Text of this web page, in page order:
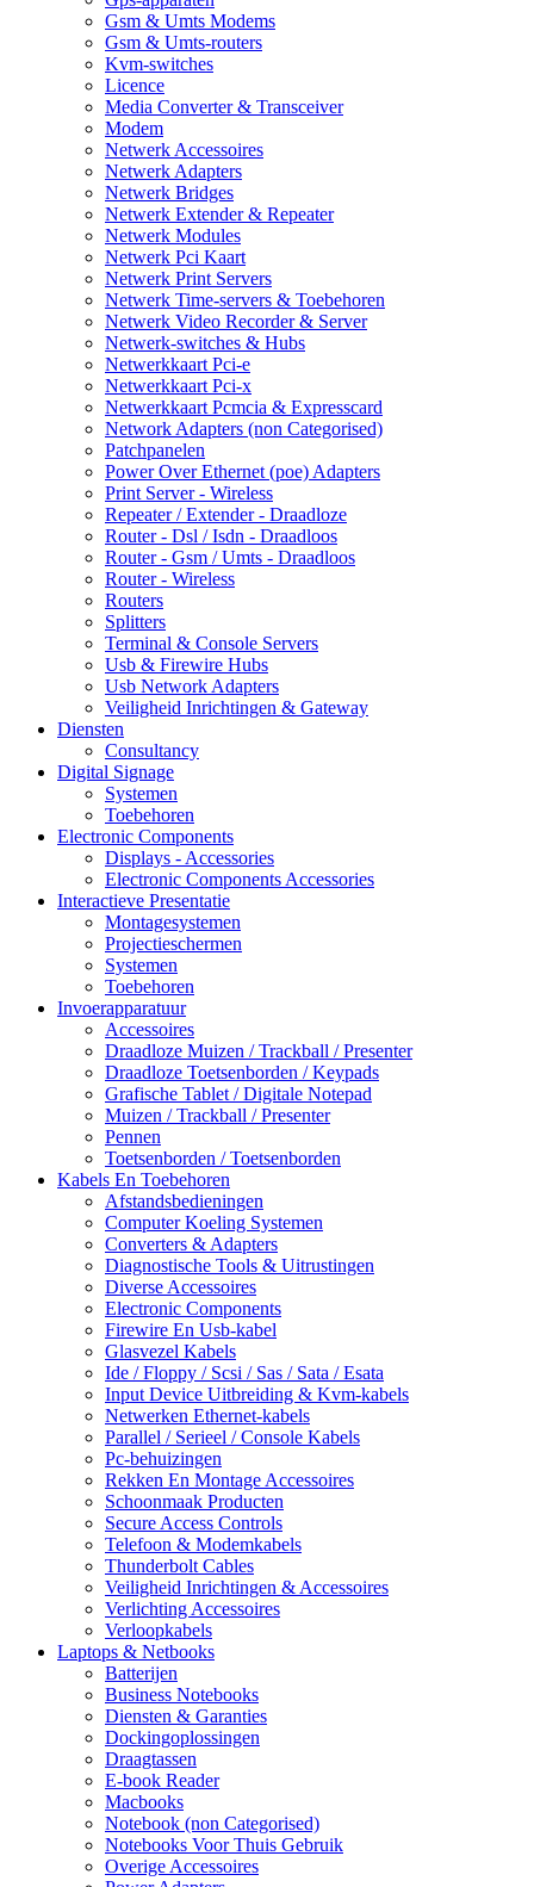
Gsm & Umts Modems
Gsm & Umts-routers
Kvm-switches
Licence
Media Converter & Transceiver
Modem
Netwerk Accessoires
Netwerk Adapters
Netwerk Bridges
Netwerk Extender & Repeater
Netwerk Modules
Netwerk Pci Kaart
Netwerk Print Servers
Netwerk Time-servers & Toebehoren
Netwerk Video Recorder & Server
Netwerk-switches & Hubs
Netwerkkaart Pci-e
Netwerkkaart Pci-x
Netwerkkaart Pcmcia & Expresscard
Network Adapters (non Categorised)
Patchpanelen
Power Over Ethernet (poe) Adapters
Print Server - Wireless
Repeater / Extender - Draadloze
Router - Dsl / Isdn - Draadloos
Router - Gsm / Umts - Draadloos
Router - Wireless
Routers
Splitters
Terminal & Console Servers
Usb & Firewire Hubs
Usb Network Adapters
Veiligheid Inrichtingen & Gateway
Diensten
Consultancy
Digital Signage
Systemen
Toebehoren
Electronic Components
Displays - Accessories
Electronic Components Accessories
Interactieve Presentatie
Montagesystemen
Projectieschermen
Systemen
Toebehoren
Invoerapparatuur
Accessoires
Draadloze Muizen / Trackball / Presenter
Draadloze Toetsenborden / Keypads
Grafische Tablet / Digitale Notepad
Muizen / Trackball / Presenter
Pennen
Toetsenborden / Toetsenborden
Kabels En Toebehoren
Afstandsbedieningen
Computer Koeling Systemen
Converters & Adapters
Diagnostische Tools & Uitrustingen
Diverse Accessoires
Electronic Components
Firewire En Usb-kabel
Glasvezel Kabels
Ide / Floppy / Scsi / Sas / Sata / Esata
Input Device Uitbreiding & Kvm-kabels
Netwerken Ethernet-kabels
Parallel / Serieel / Console Kabels
Pc-behuizingen
Rekken En Montage Accessoires
Schoonmaak Producten
Secure Access Controls
Telefoon & Modemkabels
Thunderbolt Cables
Veiligheid Inrichtingen & Accessoires
Verlichting Accessoires
Verloopkabels
Laptops & Netbooks
Batterijen
Business Notebooks
Diensten & Garanties
Dockingoplossingen
Draagtassen
E-book Reader
Macbooks
Notebook (non Categorised)
Notebooks Voor Thuis Gebruik
Overige Accessoires